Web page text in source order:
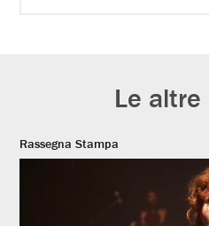
Le
Rassegna Stampa